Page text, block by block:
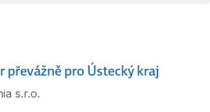
převážně pro Ústecký kraj
s.r.o.